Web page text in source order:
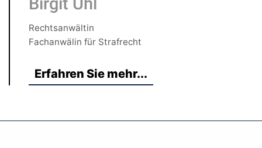
Rechtsanwältin
Fachanwälin für Strafrecht
Erfahren Sie mehr...